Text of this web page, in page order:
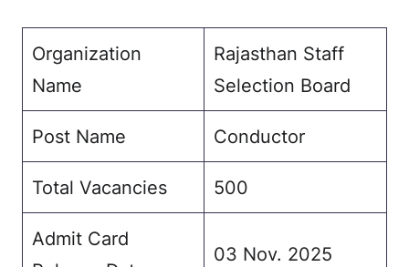
Organization
Name
Rajasthan Staff
Selection Board
Post Name Conductor
Total Vacancies 500
Admit Card
03 Nov. 2025